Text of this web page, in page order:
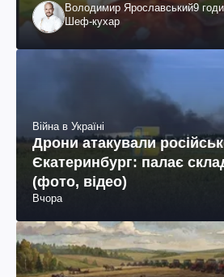
Володимир Ярославський9
Шеф-кухар
Війна в Україні
Дрони атакували
Єкатеринбург: палає
(фото, відео)
Вчора